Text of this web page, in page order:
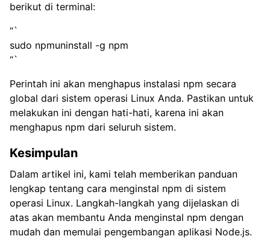
berikut di terminal:
“`
sudo npmuninstall -g npm
“`
Perintah ini akan menghapus instalasi npm secara
global dari sistem operasi Linux Anda. Pastikan untuk
melakukan ini dengan hati-hati, karena ini akan
menghapus npm dari seluruh sistem.
Kesimpulan
Dalam artikel ini, kami telah memberikan panduan
lengkap tentang cara menginstal npm di sistem
operasi Linux. Langkah-langkah yang dijelaskan di
atas akan membantu Anda menginstal npm dengan
mudah dan memulai pengembangan aplikasi Node.js.